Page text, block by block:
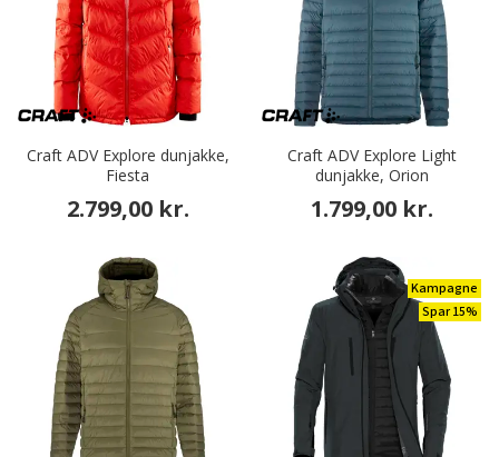
Craft ADV Explore dunjakke,
Fiesta
2.799,00 kr.
Craft ADV Explore Light
dunjakke, Orion
1.799,00 kr.
Kampagne
Spar 15%